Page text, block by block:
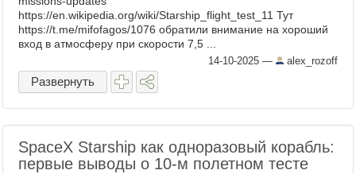
https://en.wikipedia.org/wiki/Starship_flight_test_11 Тут
https://t.me/mifofagos/1076 обратили внимание на хороший
вход в атмосферу при скорости 7,5 ...
14-10-2025 — alex_rozoff
Развернуть
SpaceX Starship как одноразовый корабль:
первые выводы о 10-м полетном тесте